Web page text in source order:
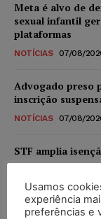
Meta é alvo de
sexual infantil
plataformas
NOTÍCIAS 07/08/
Advogado preso
inscrição
NOTÍCIAS 07/08/
STF amplia
novos para
DIREITO TRIBUTÁRIO
Usamos
experiência
preferências e